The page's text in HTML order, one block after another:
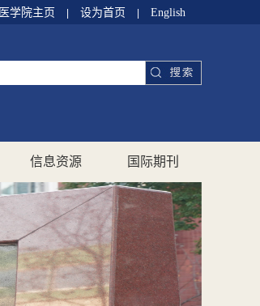
医学院主页 设为首页 English
信息资源 国际期刊